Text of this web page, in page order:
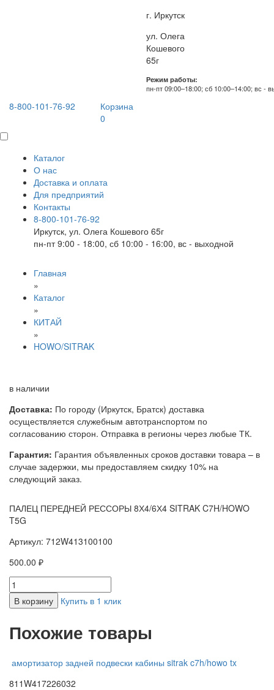
г. Иркутск
ул. Олега
Кошевого
65г
Режим работы:
пн-пт 09:00–18:00; сб 10:00–14:00; вс -
8-800-101-76-92
Корзина
0
Каталог
О нас
Доставка и оплата
Для предприятий
Контакты
8-800-101-76-92
Иркутск, ул. Олега Кошевого 65г
пн-пт 9:00 - 18:00, сб 10:00 - 16:00, вс - выходной
Главная
»
Каталог
»
КИТАЙ
»
HOWO/SITRAK
в наличии
Доставка: По городу (Иркутск, Братск) доставка
осуществляется служебным автотранспортом по
согласованию сторон. Отправка в регионы через любые ТК.
Гарантия: Гарантия объявленных сроков доставки товара – в
случае задержки, мы предоставляем скидку 10% на
следующий заказ.
ПАЛЕЦ ПЕРЕДНЕЙ РЕССОРЫ 8Х4/6Х4 SITRAK C7H/HOWO
T5G
Артикул: 712W413100100
500.00 ₽
В корзину Купить в 1 клик
Похожие товары
амортизатор задней подвески кабины sitrak c7h/howo tx
811W417226032